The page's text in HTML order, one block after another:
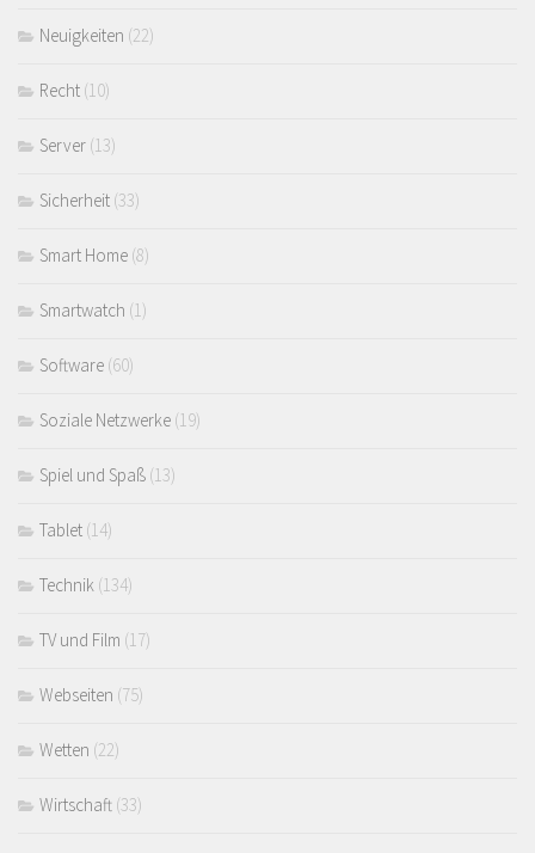
Neuigkeiten (22)
Recht (10)
Server (13)
Sicherheit (33)
Smart Home (8)
Smartwatch (1)
Software (60)
Soziale Netzwerke (19)
Spiel und Spaß (13)
Tablet (14)
Technik (134)
TV und Film (17)
Webseiten (75)
Wetten (22)
Wirtschaft (33)